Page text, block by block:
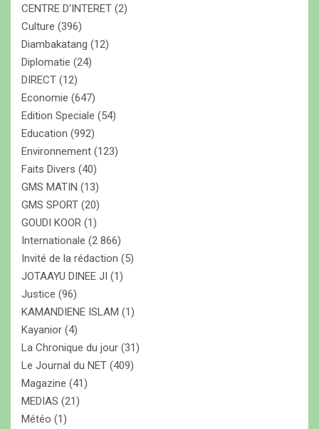
CENTRE D'INTERET (2)
Culture (396)
Diambakatang (12)
Diplomatie (24)
DIRECT (12)
Economie (647)
Edition Speciale (54)
Education (992)
Environnement (123)
Faits Divers (40)
GMS MATIN (13)
GMS SPORT (20)
GOUDI KOOR (1)
Internationale (2 866)
Invité de la rédaction (5)
JOTAAYU DINEE JI (1)
Justice (96)
KAMANDIENE ISLAM (1)
Kayanior (4)
La Chronique du jour (31)
Le Journal du NET (409)
Magazine (41)
MEDIAS (21)
Météo (1)